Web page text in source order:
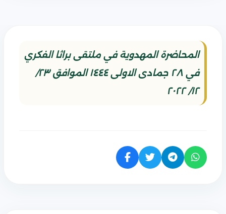
المحاضرة المهدوية في ملتقى براثا الفكري
في ٢٨ جمادى الاولى ١٤٤٤ الموافق ٢٣/
١٢/ ٢٠٢٢